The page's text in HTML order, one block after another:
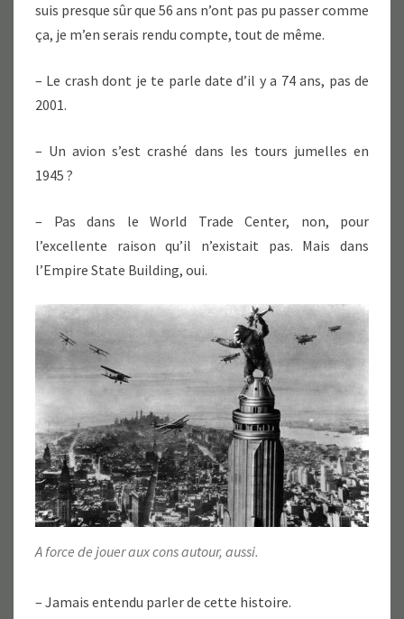
suis presque sûr que 56 ans n’ont pas pu passer comme
ça, je m’en serais rendu compte, tout de même.
– Le crash dont je te parle date d’il y a 74 ans, pas de
2001.
– Un avion s’est crashé dans les tours jumelles en
1945 ?
– Pas dans le World Trade Center, non, pour
l’excellente raison qu’il n’existait pas. Mais dans
l’Empire State Building, oui.
A force de jouer aux cons autour, aussi.
– Jamais entendu parler de cette histoire.